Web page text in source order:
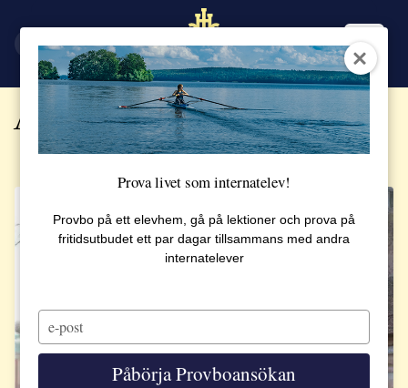
Alla berättelser
Prova livet som internatelev!
Provbo på ett elevhem, gå på lektioner och prova på
fritidsutbudet ett par dagar tillsammans med andra
internatelever
your
email
Påbörja Provboansökan